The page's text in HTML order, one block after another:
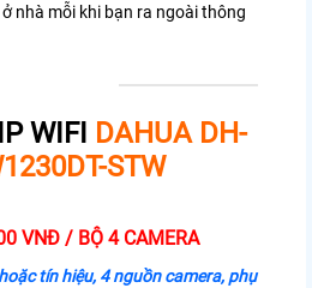
nhà mỗi khi bạn ra ngoài thông
WIFI
DAHUA DH-
STW
VNĐ / BỘ 4 CAMERA
tín hiệu, 4 nguồn camera, phụ